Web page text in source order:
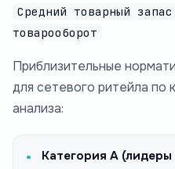
Средний товарный
товарооборот
Приблизительные
для сетевого ритейла по
анализа:
Категория А